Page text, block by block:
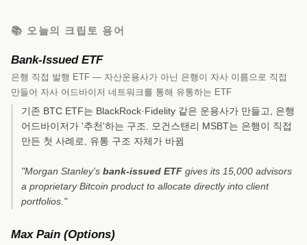
📚 오늘의 크립토 용어
Bank-Issued ETF
은행 직접 발행 ETF — 자산운용사가 아닌 은행이 자사 이름으로 직접
만들어 자사 어드바이저 네트워크를 통해 유통하는 ETF
기존 BTC ETF는 BlackRock·Fidelity 같은 운용사가 만들고, 은행
어드바이저가 '추천'하는 구조. 모건스탠리 MSBT는 은행이 직접
만든 첫 사례로, 유통 구조 자체가 바뀜
"Morgan Stanley's bank-issued ETF gives its 15,000 advisors
a proprietary Bitcoin product to allocate directly into client
portfolios."
Max Pain (Options)